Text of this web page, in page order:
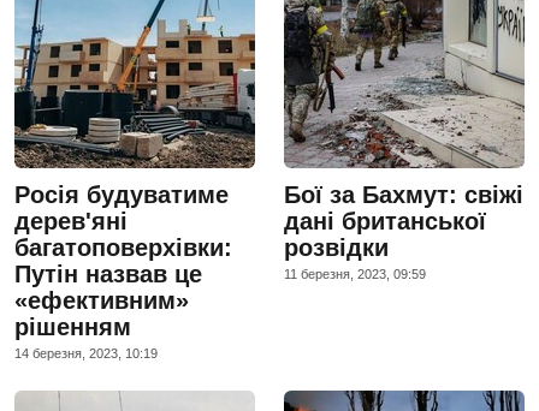
Росія будуватиме
дерев'яні
багатоповерхівки:
Путін назвав це
«ефективним»
рішенням
14 березня, 2023, 10:19
Бої за Бахмут: свіжі
дані британської
розвідки
11 березня, 2023, 09:59